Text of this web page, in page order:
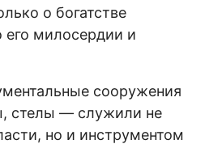
о богатстве
его милосердии и
сооружения
стелы — служили не
но и инструментом